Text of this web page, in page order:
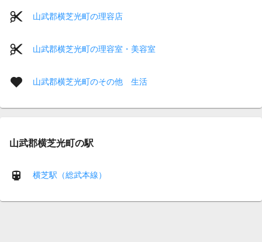
山武郡横芝光町の理容店
山武郡横芝光町の理容室・美容室
山武郡横芝光町のその他 生活
山武郡横芝光町の駅
横芝駅（総武本線）